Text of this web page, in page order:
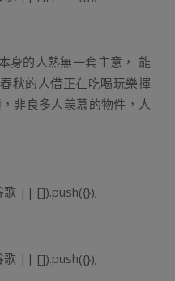
身的人熟無一套主意， 能
秋的人借正在吃喝玩樂揮
非良多人羡慕的物件，人
歌 || []).push({});
歌 || []).push({});